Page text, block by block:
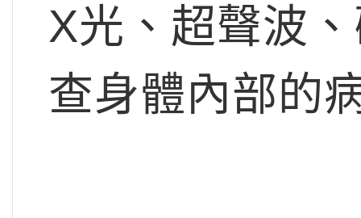
X光、超聲波
查身體內部的